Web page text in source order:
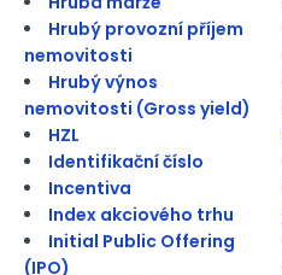
Hrubý provozní příjem
nemovitosti
Hrubý výnos
nemovitosti (Gross yield)
HZL
Identifikační číslo
Incentiva
Index akciového trhu
Initial Public Offering
(IPO)